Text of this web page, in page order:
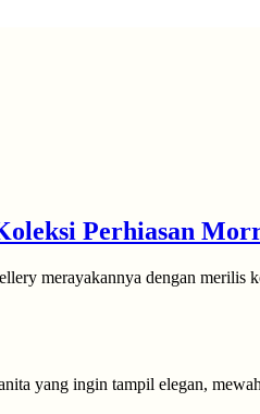
Perhiasan
merayakannya dengan
yang ingin tampil elegan,